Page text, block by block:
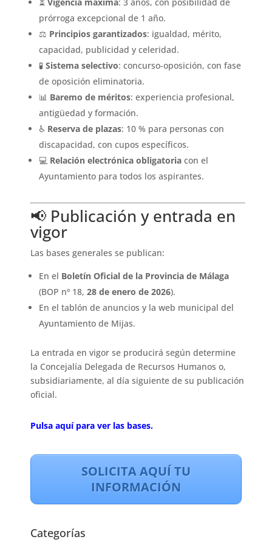
prórroga excepcional de 1 año.
⚖️ Principios garantizados: igualdad, mérito,
capacidad, publicidad y celeridad.
🧪Sistema selectivo: concurso-oposición, con fase
de oposición eliminatoria.
📊 Baremo de méritos: experiencia profesional,
antigüedad y formación.
♿ Reserva de plazas: 10 % para personas con
discapacidad, con cupos específicos.
💻 Relación electrónica obligatoria con el
Ayuntamiento para todos los aspirantes.
📢 Publicación y entrada en
vigor
Las bases generales se publican:
En el Boletín Oficial de la Provincia de Málaga
(BOP nº 18,28 de enero de 2026).
En el tablón de anuncios y la web municipal del
Ayuntamiento de Mijas.
La entrada en vigor se producirá según determine
la Concejalía Delegada de Recursos Humanos o,
subsidiariamente, al día siguiente de su publicación
oficial.
Pulsa aquí para ver las bases.
SOLICITA AQUÍ TU
INFORMACIÓN
Categorías